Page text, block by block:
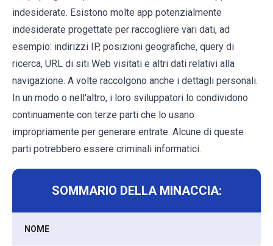
indesiderate. Esistono molte app potenzialmente
indesiderate progettate per raccogliere vari dati, ad
esempio: indirizzi IP, posizioni geografiche, query di
ricerca, URL di siti Web visitati e altri dati relativi alla
navigazione. A volte raccolgono anche i dettagli personali.
In un modo o nell'altro, i loro sviluppatori lo condividono
continuamente con terze parti che lo usano
impropriamente per generare entrate. Alcune di queste
parti potrebbero essere criminali informatici.
SOMMARIO DELLA MINACCIA:
NOME